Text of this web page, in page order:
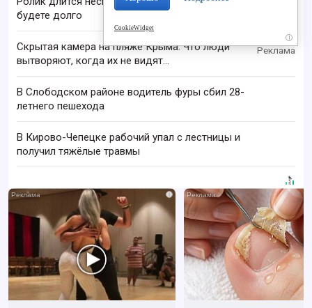
будете долго
i
Скрытая камера на пляже Крыма: Что люди
вытворяют, когда их не видят...
В Слободском районе водитель фуры сбил 28-
летнего пешехода
В Кирово-Чепецке рабочий упал с лестницы и
получил тяжёлые травмы
i
CookieWidget